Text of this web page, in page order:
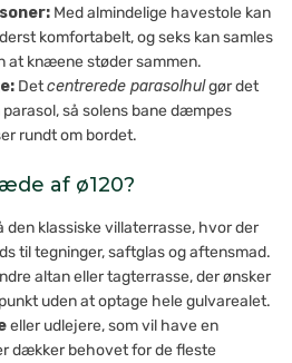
Med almindelige havestole kan
komfortabelt, og seks kan samles
at knæene støder sammen.
Detcentrerede parasolhulgør det
så solens bane dæmpes
rundt om bordet.
af ø120?
den klassiske villaterrasse, hvor der
til tegninger, saftglas og aftensmad.
altan eller tagterrasse, der ønsker
uden at optage hele gulvarealet.
eller udlejere, som vil have en
dækker behovet for de fleste